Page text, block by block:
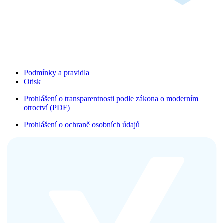
Podmínky a pravidla
Otisk
Prohlášení o transparentnosti podle zákona o moderním
otroctví (PDF)
Prohlášení o ochraně osobních údajů